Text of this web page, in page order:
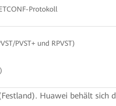
Protokoll
PVST+ und RPVST)
Huawei behält sich